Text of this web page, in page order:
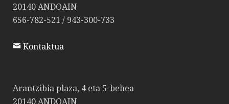
20140 ANDOAIN
656-782-521 / 943-300-733
Kontaktua
Arantzibia plaza, 4 eta 5-behea
20140 ANDOAIN